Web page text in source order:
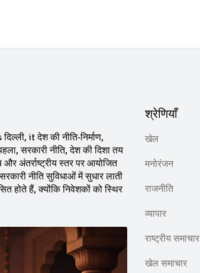
दिल्ली, itदेश की नीति‑निर्माण,
सरकारी नीति,देश की दिशा तय
और अंतर्राष्ट्रीय स्तर पर आयोजित
नीति सुविधाओं में सुधार लाती
होते हैं, क्योंकि निवेशकों को स्थिर
श्रेणियाँ
खेल
मनोरंजन
राजनीति
व्यापार
राष्ट्रीय समाचार
खेल समाचार